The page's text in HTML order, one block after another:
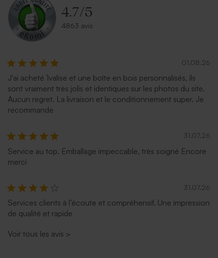
4.7/5
4863 avis
01.08.26
J'ai acheté 1valise et une boîte en bois personnalisés, ils
sont vraiment très jolis et identiques sur les photos du site.
Aucun regret. La livraison et le conditionnement super. Je
recommande
31.07.26
Service au top. Emballage impeccable, très soigné Encore
merci
31.07.26
Services clients à l’écoute et compréhensif. Une impression
de qualité et rapide
Voir tous les avis >